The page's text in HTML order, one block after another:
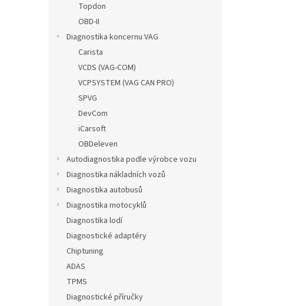
Topdon
OBD-II
Diagnostika koncernu VAG
Carista
VCDS (VAG-COM)
VCPSYSTEM (VAG CAN PRO)
SPVG
DevCom
iCarsoft
OBDeleven
Autodiagnostika podle výrobce vozu
Diagnostika nákladních vozů
Diagnostika autobusů
Diagnostika motocyklů
Diagnostika lodí
Diagnostické adaptéry
Chiptuning
ADAS
TPMS
Diagnostické příručky